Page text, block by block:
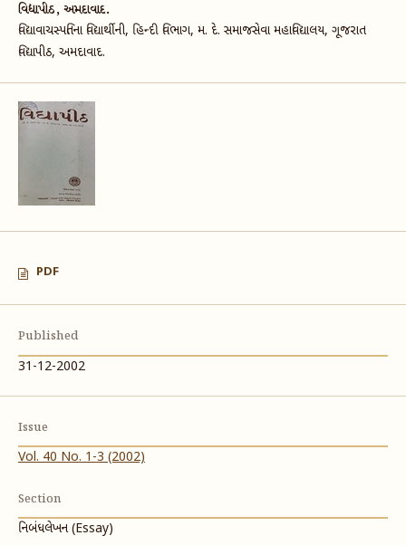
વિદ્યાપીઠ, અમદાવાદ.
વિદ્યાવાચસ્પતિના વિદ્યાર્થીની, હિન્દી વિભાગ, મ. દે. સમાજસેવા મહાવિદ્યાલય, ગૂજરાત
વિદ્યાપીઠ, અમદાવાદ.
PDF
Published
31-12-2002
Issue
Vol. 40 No. 1-3 (2002)
Section
નિબંધલેખન (Essay)